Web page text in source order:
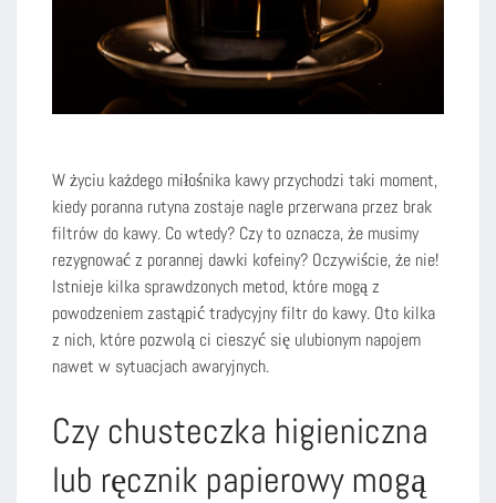
W życiu każdego miłośnika kawy przychodzi taki moment,
kiedy poranna rutyna zostaje nagle przerwana przez brak
filtrów do kawy. Co wtedy? Czy to oznacza, że musimy
rezygnować z porannej dawki kofeiny? Oczywiście, że nie!
Istnieje kilka sprawdzonych metod, które mogą z
powodzeniem zastąpić tradycyjny filtr do kawy. Oto kilka
z nich, które pozwolą ci cieszyć się ulubionym napojem
nawet w sytuacjach awaryjnych.
Czy chusteczka higieniczna
lub ręcznik papierowy mogą